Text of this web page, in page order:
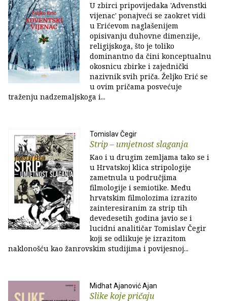
U zbirci pripovijedaka 'Advenstki
vijenac' ponajveći se zaokret vidi
u Erićevom naglašenijem
opisivanju duhovne dimenzije,
religijskoga, što je toliko
dominantno da čini konceptualnu
okosnicu zbirke i zajednički
nazivnik svih priča. Željko Erić se
u ovim pričama posvećuje
traženju nadzemaljskoga i...
Tomislav Čegir
Strip – umjetnost slaganja
Kao i u drugim zemljama tako se i
u Hrvatskoj klica stripologije
zametnula u područjima
filmologije i semiotike. Među
hrvatskim filmolozima izrazito
zainteresiranim za strip tih
devedesetih godina javio se i
lucidni analitičar Tomislav Čegir
koji se odlikuje je izrazitom
naklonošću kao žanrovskim studijima i povijesnoj...
Midhat Ajanović Ajan
Slike koje pričaju